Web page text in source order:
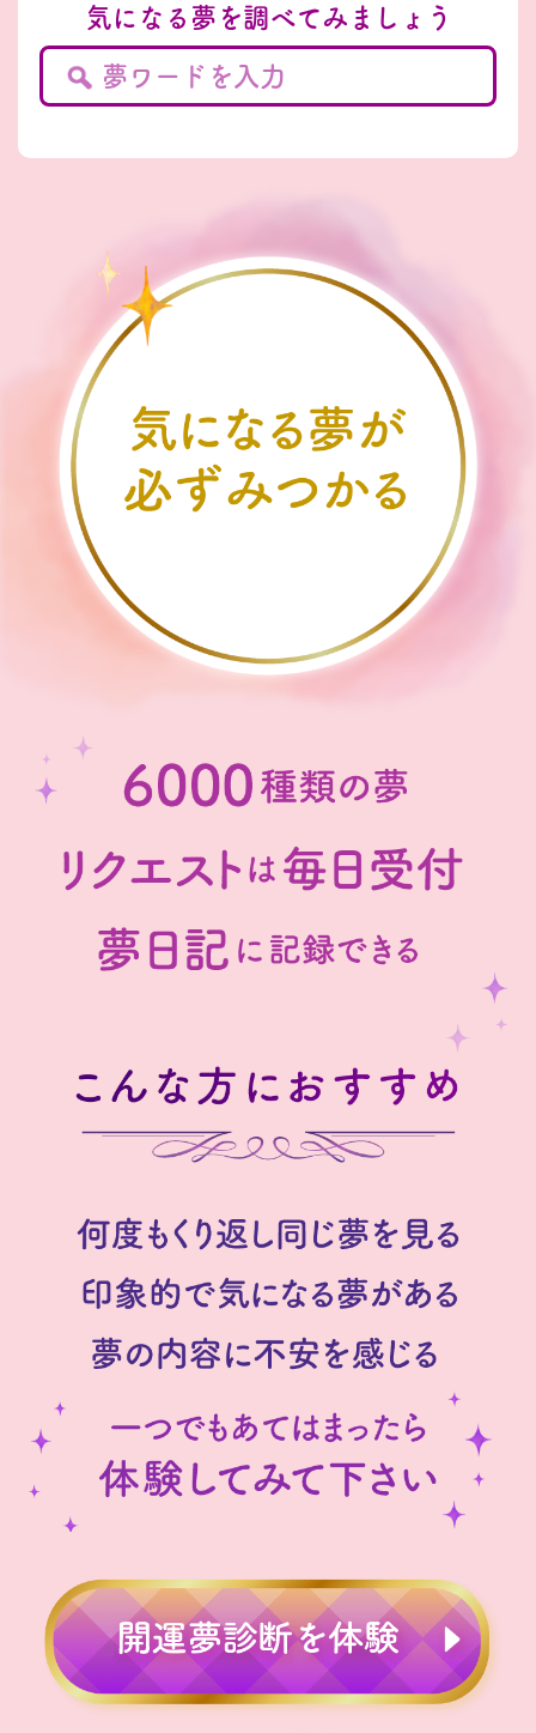
気になる夢を調べてみましょう